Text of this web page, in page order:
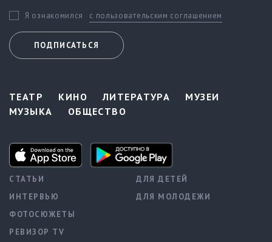
Я ознакомился с пользовательским соглашением
ПОДПИСАТЬСЯ
ТЕАТР КИНО ЛИТЕРАТУРА
МУЗЕИ
МУЗЫКА
ОБЩЕСТВО
СТАТЬИ
ИНТЕРВЬЮ
ФОТОСЮЖЕТЫ
РЕВИЗОР TV
ДЛЯ ДЕТЕЙ
ДЛЯ МОЛОДЕЖИ